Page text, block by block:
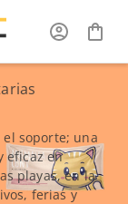
soporte; una
eficaz en
playas, en la
ferias y